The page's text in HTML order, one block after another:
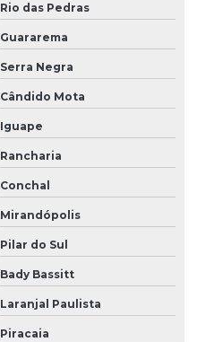
Rio das Pedras
Guararema
Serra Negra
Cândido Mota
Iguape
Rancharia
Conchal
Mirandópolis
Pilar do Sul
Bady Bassitt
Laranjal Paulista
Piracaia